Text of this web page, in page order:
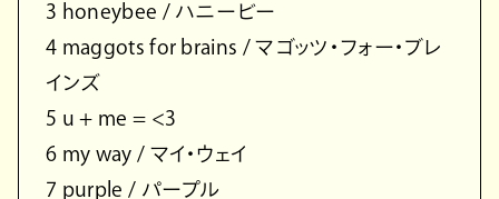
3 honeybee / ハニービー
4 maggots for brains / マゴッツ・フォー・ブレ
インズ
5 u + me = <3
6 my way / マイ・ウェイ
7 purple / パープル